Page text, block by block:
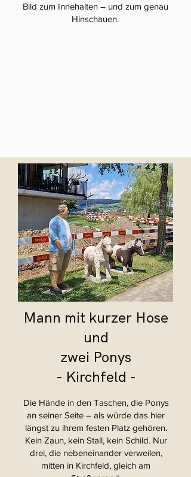
Bild zum Innehalten – und zum genau
Hinschauen.
Mann mit kurzer Hose
und
zwei Ponys
- Kirchfeld -
Die Hände in den Taschen, die Ponys
an seiner Seite – als würde das hier
längst zu ihrem festen Platz gehören.
Kein Zaun, kein Stall, kein Schild. Nur
drei, die nebeneinander verweilen,
mitten in Kirchfeld, gleich am